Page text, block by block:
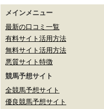
メインメニュー
最新の口コミ一覧
有料サイト活用方法
無料サイト活用方法
悪質サイト特徴
競馬予想サイト
全競馬予想サイト
優良競馬予想サイト